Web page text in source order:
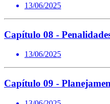
13/06/2025
Capítulo 08 -
13/06/2025
Capítulo 09 -